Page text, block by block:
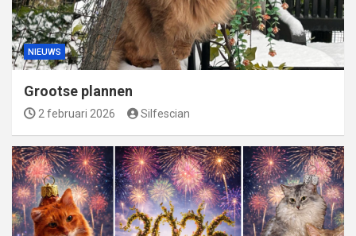
NIEUWS
Grootse plannen
2 februari 2026 Silfescian